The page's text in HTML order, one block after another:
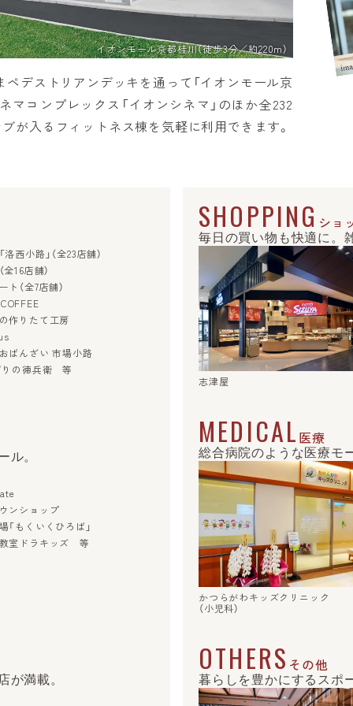
イオンモール京都桂川（徒歩3分／約220m）
ペデストリアンデッキを通って「イオンモール京
マコンプレックス「イオンシネマ」のほか全232
が入るフィットネス棟を気軽に利用できます。
西小路」 （全23店舗）
16店舗）
（全7店舗）
作りたて工房
ばんざい 市場小路
の徳兵衛 等
SHOPPING ショ
毎日の買い物も快適に。
志津屋
。
ンショップ
もくいくひろば」
室ドラキッズ 等
MEDICAL 医療
総合病院のような医療
かつらがわキッズクリニック
（小児科）
が満載。
OTHERS その他
暮らしを豊かにするスポ